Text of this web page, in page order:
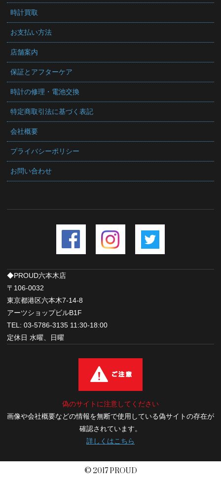
時計買取
お支払い方法
店舗案内
保証とアフターケア
時計の修理・電池交換
特定商取引法に基づく表記
会社概要
プライバシーポリシー
お問い合わせ
◆PROUD六本木店
〒106-0032
東京都港区六本木7-14-8
アーツショップビルB1F
TEL: 03-5786-3135 11:30-18:00
定休日 水曜、日曜
偽のサイトに注意してください
画像や会社概要などの情報を無断で使用している偽サイトの存在が
確認されています。
詳しくはこちら
© 2017 PROUD